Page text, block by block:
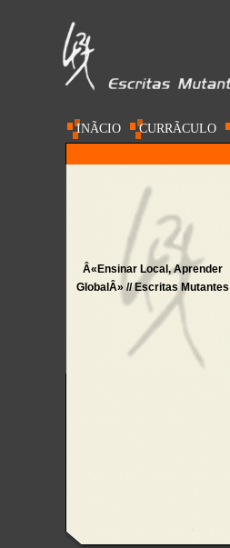
INÃ­CIO CURRÃ­CULO
Â«Ensinar Local, Aprender
GlobalÂ» // Escritas Mutantes